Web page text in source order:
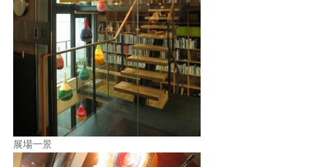
照相簿
影音區
創意出版服務
個人著作
展場一景